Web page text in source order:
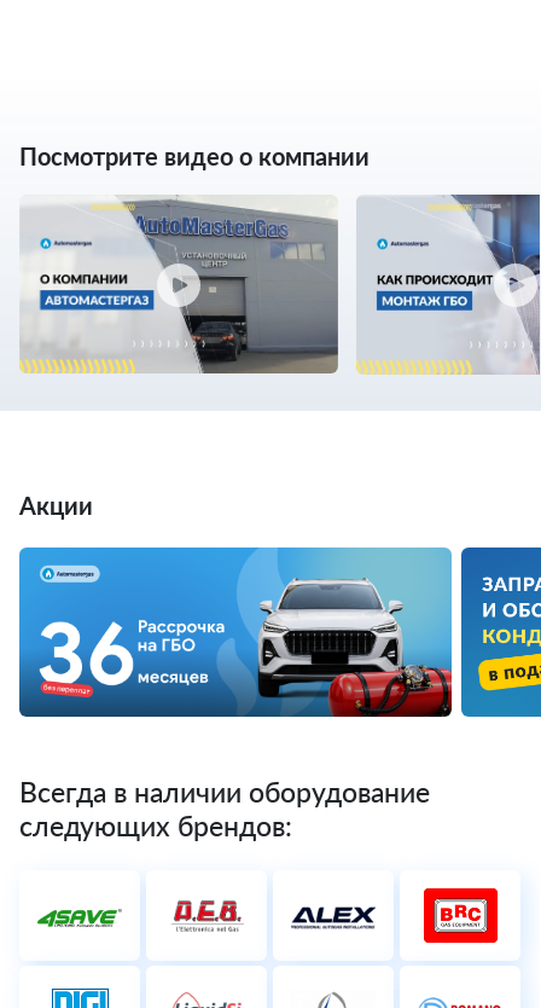
Посмотрите видео о компании
Акции
Всегда в наличии оборудование
следующих брендов: